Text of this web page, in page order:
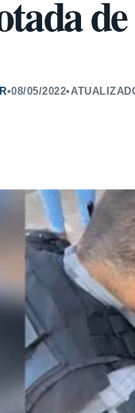
•08/05/2022•